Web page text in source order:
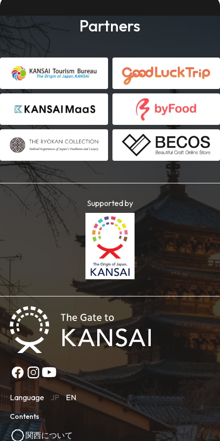
Partners
Supported by
Language JP EN
Contents
関西について